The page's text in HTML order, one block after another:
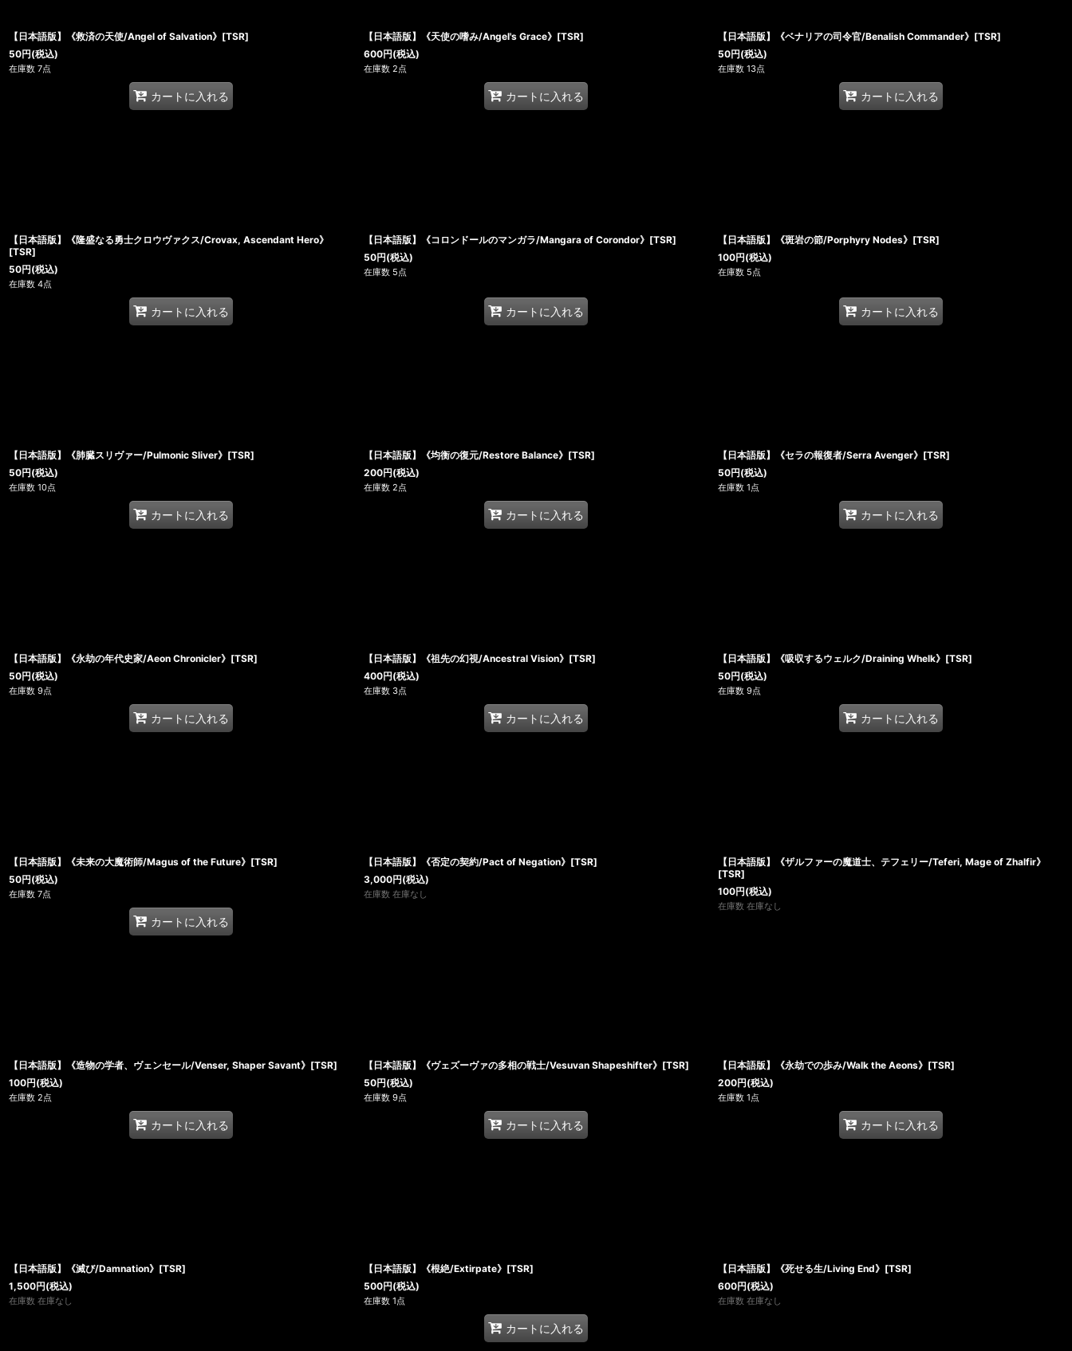
【日本語版】《救済の天使/Angel of Salvation》[TSR]
50円(税込)
在庫数 7点
カートに入れる
【日本語版】《天使の嗜み/Angel's Grace》[TSR]
600円(税込)
在庫数 2点
カートに入れる
【日本語版】《ベナリアの司令官/Benalish Commander》[TSR]
50円(税込)
在庫数 13点
カートに入れる
【日本語版】《隆盛なる勇士クロウヴァクス/Crovax, Ascendant Hero》
[TSR]
50円(税込)
在庫数 4点
カートに入れる
【日本語版】《コロンドールのマンガラ/Mangara of Corondor》[TSR]
50円(税込)
在庫数 5点
カートに入れる
【日本語版】《斑岩の節/Porphyry Nodes》[TSR]
100円(税込)
在庫数 5点
カートに入れる
【日本語版】《肺臓スリヴァー/Pulmonic Sliver》[TSR]
50円(税込)
在庫数 10点
カートに入れる
【日本語版】《均衡の復元/Restore Balance》[TSR]
200円(税込)
在庫数 2点
カートに入れる
【日本語版】《セラの報復者/Serra Avenger》[TSR]
50円(税込)
在庫数 1点
カートに入れる
【日本語版】《永劫の年代史家/Aeon Chronicler》[TSR]
50円(税込)
在庫数 9点
カートに入れる
【日本語版】《祖先の幻視/Ancestral Vision》[TSR]
400円(税込)
在庫数 3点
カートに入れる
【日本語版】《吸収するウェルク/Draining Whelk》[TSR]
50円(税込)
在庫数 9点
カートに入れる
【日本語版】《未来の大魔術師/Magus of the Future》[TSR]
50円(税込)
在庫数 7点
カートに入れる
【日本語版】《否定の契約/Pact of Negation》[TSR]
3,000円(税込)
在庫数 在庫なし
【日本語版】《ザルファーの魔道士、テフェリー/Teferi, Mage of Zhalfir》
[TSR]
100円(税込)
在庫数 在庫なし
【日本語版】《造物の学者、ヴェンセール/Venser, Shaper Savant》[TSR]
100円(税込)
在庫数 2点
カートに入れる
【日本語版】《ヴェズーヴァの多相の戦士/Vesuvan Shapeshifter》[TSR]
50円(税込)
在庫数 9点
カートに入れる
【日本語版】《永劫での歩み/Walk the Aeons》[TSR]
200円(税込)
在庫数 1点
カートに入れる
【日本語版】《滅び/Damnation》[TSR]
1,500円(税込)
在庫数 在庫なし
【日本語版】《根絶/Extirpate》[TSR]
500円(税込)
在庫数 1点
カートに入れる
【日本語版】《死せる生/Living End》[TSR]
600円(税込)
在庫数 在庫なし